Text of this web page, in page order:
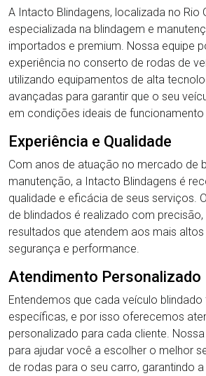
A Intacto Blindagens, localizada no Rio
especializada na blindagem e
importados e premium. Nossa equipe
experiência no conserto de rodas de
utilizando equipamentos de alta
avançadas para garantir que o seu
em condições ideais de funcionamento
Experiência e Qualidade
Com anos de atuação no mercado de
manutenção, a Intacto Blindagens é
qualidade e eficácia de seus serviços.
de blindados é realizado com precisão,
resultados que atendem aos mais
segurança e performance.
Atendimento Personalizado
Entendemos que cada veículo
específicas, e por isso oferecemos
personalizado para cada cliente.
para ajudar você a escolher o melhor
de rodas para o seu carro, garantindo